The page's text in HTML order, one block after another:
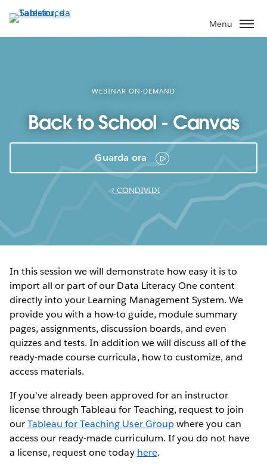
Passa
contenuto
Menu
WEBINAR ON-DEMAND
Back to School - Canvas
Guarda ora
CONDIVIDI
In this session we will demonstrate how easy it is to
import all or part of our Data Literacy One content
directly into your Learning Management System. We
provide you with a how-to guide, module summary
pages, assignments, discussion boards, and even
quizzes and tests. In addition we will discuss all of the
ready-made course curricula, how to customize, and
access materials.
If you've already been approved for an instructor
license through Tableau for Teaching, request to join
ourTableau for Teaching User Groupwhere you can
access our ready-made curriculum. If you do not have
a license, request one today here.